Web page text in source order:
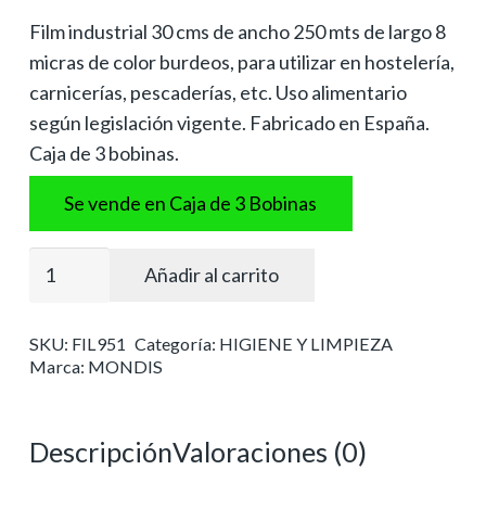
Film industrial 30 cms de ancho 250 mts de largo 8
micras de color burdeos, para utilizar en hostelería,
carnicerías, pescaderías, etc. Uso alimentario
según legislación vigente. Fabricado en España.
Caja de 3 bobinas.
Se vende en Caja de 3 Bobinas
m
cantidad
Añadir al carrito
SKU: FIL951 Categoría: HIGIENE Y LIMPIEZA
Marca: MONDIS
DescripciónValoraciones (0)